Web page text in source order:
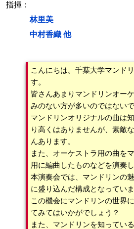
指揮：
林里美
中村香織 他
こんにちは。千葉大学マンド
す。
皆さんあまりマンドリンオー
みのない方が多いのではない
マンドリンオリジナルの曲は
り高くはありませんが、素敵
んあります。
また、オーケストラ用の曲を
用に編曲したものなどを演奏
本演奏会では、マンドリンの
に盛り込んだ構成となっていま
この機会にマンドリンの世界
てみてはいかがでしょう？
また、マンドリンを知ってい